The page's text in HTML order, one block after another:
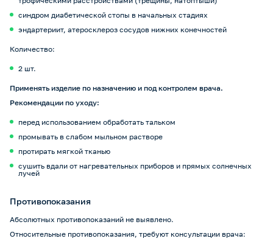
синдром диабетической стопы в начальных стадиях
эндартериит, атеросклероз сосудов нижних конечностей
Количество:
2 шт.
Применять изделие по назначению и под контролем врача.
Рекомендации по уходу:
перед использованием обработать тальком
промывать в слабом мыльном растворе
протирать мягкой тканью
сушить вдали от нагревательных приборов и прямых солнечных
лучей
Противопоказания
Абсолютных противопоказаний не выявлено.
Относительные противопоказания, требуют консультации врача: